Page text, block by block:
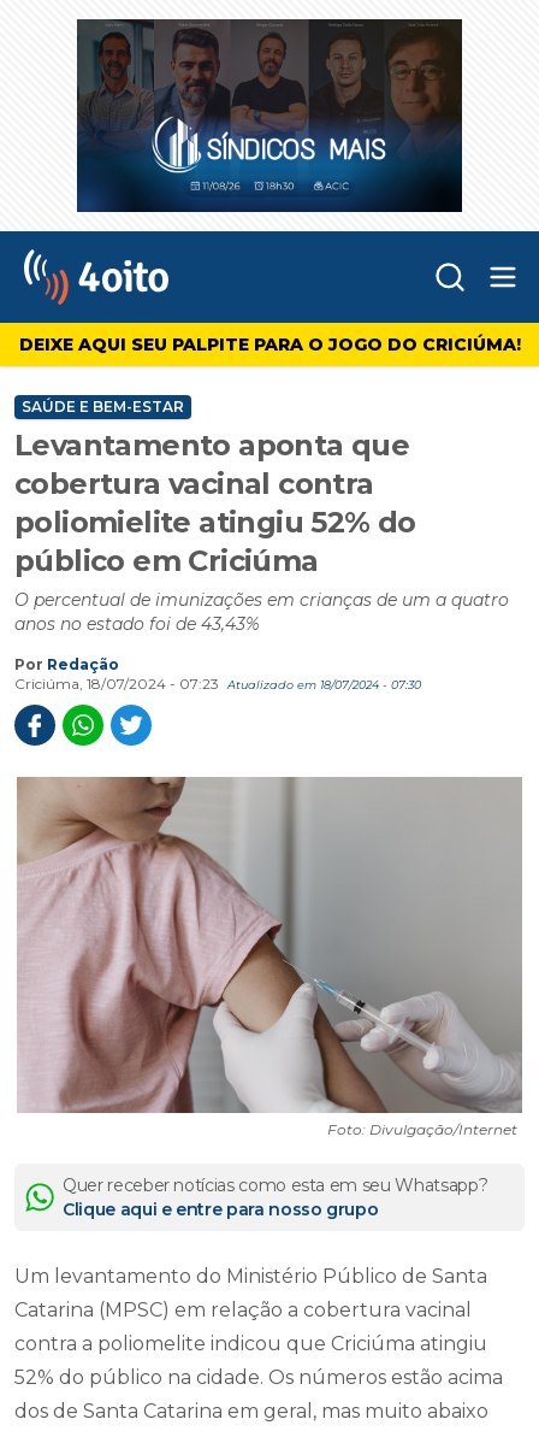
4oito
DEIXE AQUI SEU PALPITE PARA O JOGO DO CRICIÚMA!
SAÚDE E BEM-ESTAR
Levantamento aponta que
cobertura vacinal contra
poliomielite atingiu 52% do
público em Criciúma
O percentual de imunizações em crianças de um a quatro
anos no estado foi de 43,43%
Por Redação
Criciúma, 18/07/2024 - 07:23
Atualizado em 18/07/2024 - 07:30
Foto: Divulgação/Internet
Quer receber notícias como esta em seu Whatsapp?
Clique aqui e entre para nosso grupo
Um levantamento do Ministério Público de Santa
Catarina (MPSC) em relação a cobertura vacinal
contra a poliomelite indicou que Criciúma atingiu
52% do público na cidade. Os números estão acima
dos de Santa Catarina em geral, mas muito abaixo